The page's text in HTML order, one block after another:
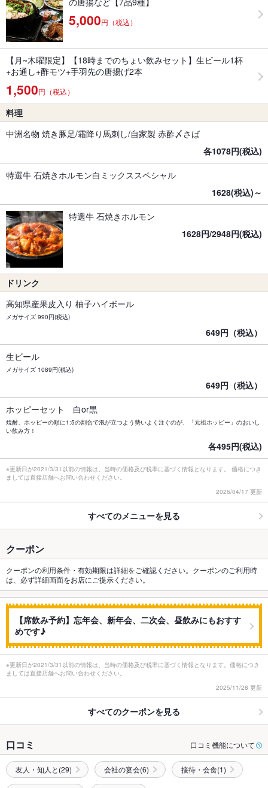
5,000円（税込）
【月~木曜限定】【18時までのちょい飲みセット】生ビール1杯
+お通し+酢モツ+手羽先の唐揚げ2本
1,500円（税込）
料理
中洲名物 焼き豚足/霜降り馬刺し/自家製 赤酢〆さば
各1078円(税込)
特選牛 石焼きホルモン白ミックススペシャル
1628(税込)～
特選牛 石焼きホルモン
1628円/2948円(税込)
ドリンク
高知県産果皮入り 柚子ハイボール
メガサイズ 990円(税込)
649円（税込）
生ビール
メガサイズ 1089円(税込)
649円（税込）
ホッピーセット 白or黒
焼酎、ホッピーの順に1:5の割合で泡が立つよう勢いよく注ぐのが、「元祖ホッピー」のおいし
い飲み方！
各495円(税込)
※更新日が2021/3/31以前の情報は、当時の価格及び税率に基づく情報となります。 価格につき
ましては直接店舗へお問い合わせください。
2026/04/17 更新
すべてのメニューを見る
クーポン
クーポンの利用条件・有効期限は詳細をご確認ください。クーポンのご利用時
は、必ず詳細画面をお店にご提示ください。
【席飲み予約】忘年会、新年会、二次会、昼飲みにもおすす
めです♪
※更新日が2021/3/31以前の情報は、当時の価格及び税率に基づく情報となります。価格につき
ましては直接店舗へお問い合わせください。
2025/11/28 更新
すべてのクーポンを見る
口コミ 口コミ機能について
友人・知人と(29) 会社の宴会(6) 接待・会食(1)